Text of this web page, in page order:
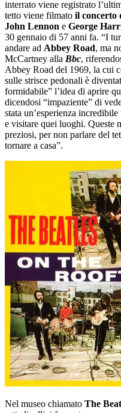
interrato viene registrato
tetto viene filmato il concerto
John Lennon e George
30 gennaio di 57 anni fa. “I
andare ad Abbey Road, ma
McCartney alla Bbc,
Abbey Road del 1969, la cui
sulle strisce pedonali è
formidabile” l’idea di aprire
dicendosi “impaziente” di
stata un’esperienza
e visitare quei luoghi. Queste
preziosi, per non parlare del
tornare a casa”.
Nel museo chiamato The